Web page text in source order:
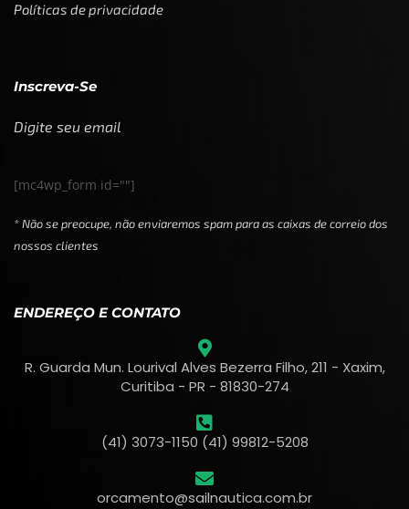
Políticas de privacidade
Inscreva-Se
Digite seu email
[mc4wp_form id=""]
* Não se preocupe, não enviaremos spam para as caixas de correio dos
nossos clientes
ENDEREÇO E CONTATO
R. Guarda Mun. Lourival Alves Bezerra Filho, 211 - Xaxim,
Curitiba - PR - 81830-274
(41) 3073-1150 (41) 99812-5208
orcamento@sailnautica.com.br